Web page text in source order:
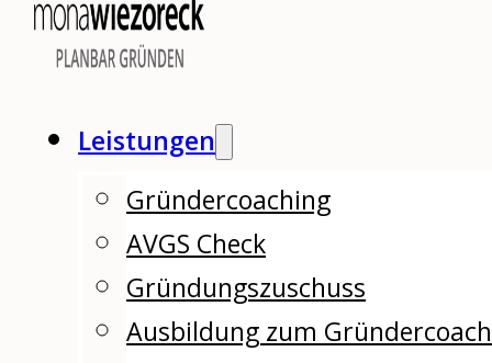
Leistungen
Gründercoaching
AVGS Check
Gründungszuschuss
Ausbildung zum Gründercoach